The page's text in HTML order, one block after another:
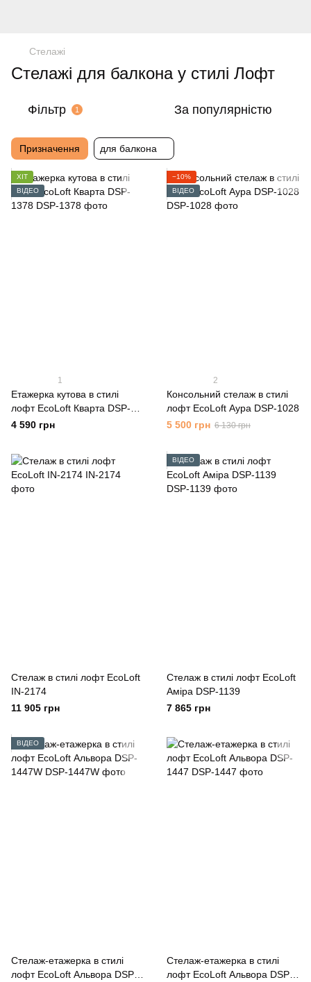
Стелажі
Стелажі для балкона у стилі Лофт
Фільтр 1 За популярністю
Призначення для балкона
ХІТ
ВІДЕО
1
Етажерка кутова в стилі
лофт EcoLoft Кварта DSP-
1378
4 590 грн
−10%
ВІДЕО
2
Консольний стелаж в стилі
лофт EcoLoft Аура DSP-1028
5 500 грн 6 130 грн
Cтелаж в стилі лофт EcoLoft
IN-2174
11 905 грн
ВІДЕО
Стелаж в стилі лофт EcoLoft
Аміра DSP-1139
7 865 грн
ВІДЕО
Стелаж-етажерка в стилі
лофт EcoLoft Альвора DSP-
Стелаж-етажерка в стилі
лофт EcoLoft Альвора DSP-